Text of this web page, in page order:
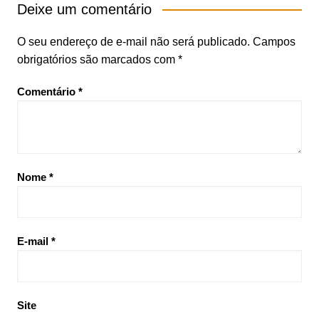
Deixe um comentário
O seu endereço de e-mail não será publicado. Campos
obrigatórios são marcados com *
Comentário *
Nome *
E-mail *
Site